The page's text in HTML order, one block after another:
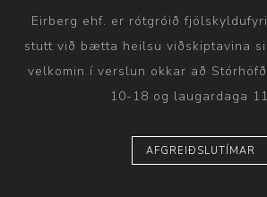
Eirberg ehf. er rótgróið
stutt við bætta heilsu viðskiptavina
velkomin í verslun okkar að
10-18 og laugardaga
AFGREIÐSLUTÍMAR